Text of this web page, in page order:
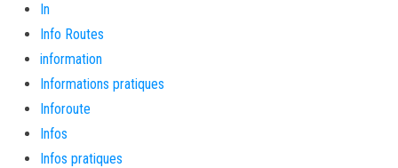
In
Info Routes
information
Informations pratiques
Inforoute
Infos
Infos pratiques